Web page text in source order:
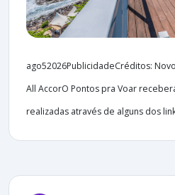
ago52026PublicidadeCréditos:
All AccorO Pontos pra Voar
realizadas através de alguns dos